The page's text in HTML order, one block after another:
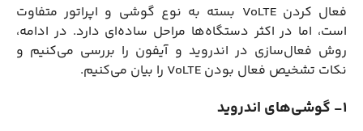
فعال کردن VoLTE بسته به نوع گوشی و اپراتور متفاوت
است، اما در اکثر دستگاه‌ها مراحل ساده‌ای دارد. در ادامه،
روش فعال‌سازی در اندروید و آیفون را بررسی می‌کنیم و
نکات تشخیص فعال بودن VoLTE را بیان می‌کنیم.
1- گوشی‌های اندروید